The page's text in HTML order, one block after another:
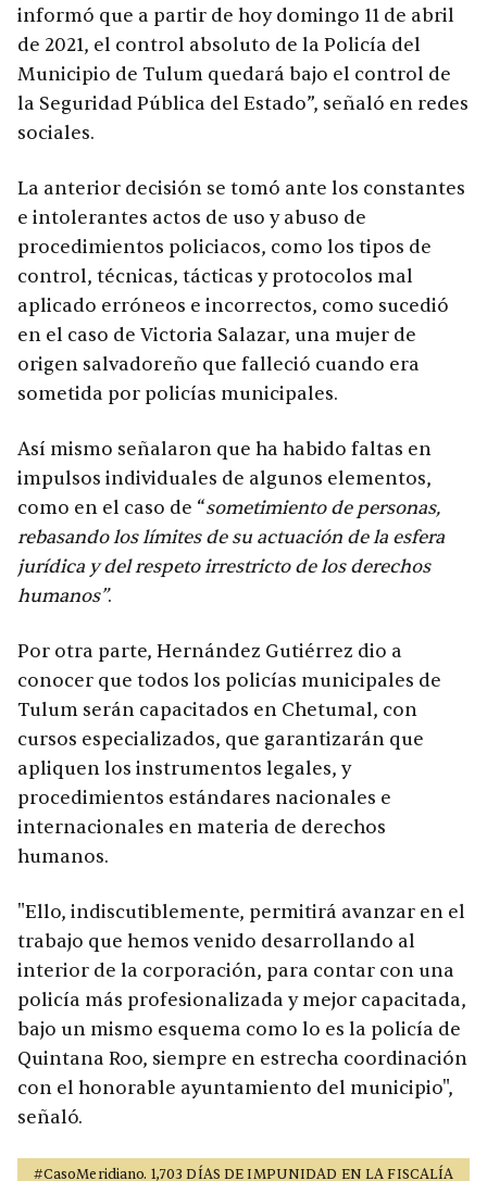
informó que a partir de hoy domingo 11 de abril
de 2021, el control absoluto de la Policía del
Municipio de Tulum quedará bajo el control de
la Seguridad Pública del Estado”, señaló en redes
sociales.
La anterior decisión se tomó ante los constantes
e intolerantes actos de uso y abuso de
procedimientos policiacos, como los tipos de
control, técnicas, tácticas y protocolos mal
aplicado erróneos e incorrectos, como sucedió
en el caso de Victoria Salazar, una mujer de
origen salvadoreño que falleció cuando era
sometida por policías municipales.
Así mismo señalaron que ha habido faltas en
impulsos individuales de algunos elementos,
como en el caso de “sometimiento de personas,
rebasando los límites de su actuación de la esfera
jurídica y del respeto irrestricto de los derechos
humanos”.
Por otra parte, Hernández Gutiérrez dio a
conocer que todos los policías municipales de
Tulum serán capacitados en Chetumal, con
cursos especializados, que garantizarán que
apliquen los instrumentos legales, y
procedimientos estándares nacionales e
internacionales en materia de derechos
humanos.
"Ello, indiscutiblemente, permitirá avanzar en el
trabajo que hemos venido desarrollando al
interior de la corporación, para contar con una
policía más profesionalizada y mejor capacitada,
bajo un mismo esquema como lo es la policía de
Quintana Roo, siempre en estrecha coordinación
con el honorable ayuntamiento del municipio",
señaló.